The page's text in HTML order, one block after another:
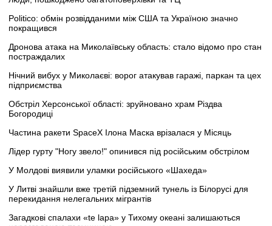
Politico: обмін розвідданими між США та Україною значно
покращився
Дронова атака на Миколаївську область: стало відомо про стан
постраждалих
Нічний вибух у Миколаєві: ворог атакував гаражі, паркан та цех
підприємства
Обстріл Херсонської області: зруйновано храм Різдва
Богородиці
Частина ракети SpaceX Ілона Маска врізалася у Місяць
Лідер гурту "Ногу звело!" опинився під російським обстрілом
У Молдові виявили уламки російського «Шахеда»
У Литві знайшли вже третій підземний тунель із Білорусі для
перекидання нелегальних мігрантів
Загадкові спалахи «te lapa» у Тихому океані залишаються